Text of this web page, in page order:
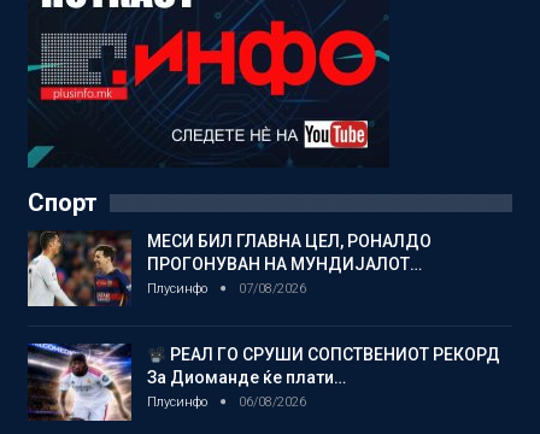
Спорт
МЕСИ БИЛ ГЛАВНА ЦЕЛ, РОНАЛДО
ПРОГОНУВАН НА МУНДИЈАЛОТ…
Плусинфо 07/08/2026
РЕАЛ ГО СРУШИ СОПСТВЕНИОТ РЕКОРД
За Диоманде ќе плати…
Плусинфо 06/08/2026